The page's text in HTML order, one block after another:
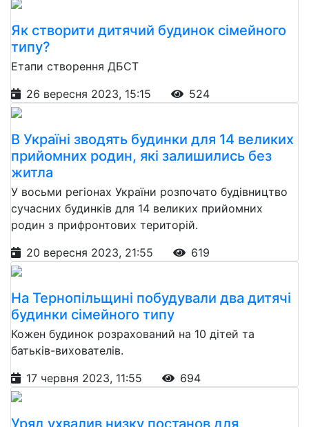
Як створити дитячий будинок сімейного
типу?
Етапи створення ДБСТ
26 вересня 2023, 15:15
524
В Україні зводять будинки для 14 великих
прийомних родин, які залишились без
житла
У восьми регіонах України розпочато будівництво
сучасних будинків для 14 великих прийомних
родин з прифронтових територій.
20 вересня 2023, 21:55
619
На Тернопільщині побудували два дитячі
будинки сімейного типу
Кожен будинок розрахований на 10 дітей та
батьків-вихователів.
17 червня 2023, 11:55
694
Уряд ухвалив низку постанов для